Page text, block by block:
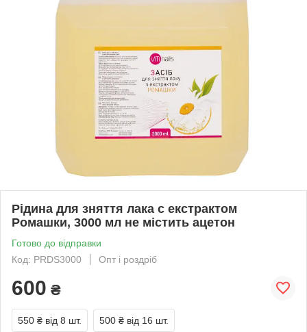
Рідина для зняття лака с екстрактом
Ромашки, 3000 мл не містить ацетон
Готово до відправки
Код: PRDS3000
Опт і роздріб
600 ₴
550 ₴ від 8 шт. 500 ₴ від 16 шт.